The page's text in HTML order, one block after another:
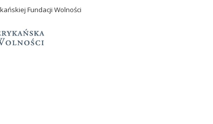
Fundacji Wolności